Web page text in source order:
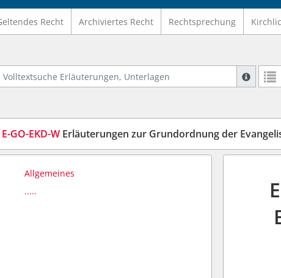
Recht Archiviertes Recht Rechtsprechung
Volltextsuche Erläuterungen, Unterlagen
Suche
Weitere
E-GO-EKD-W Erläuterungen zur Grundordnung der Evangelischen Kirche in
Allgemeines
.....